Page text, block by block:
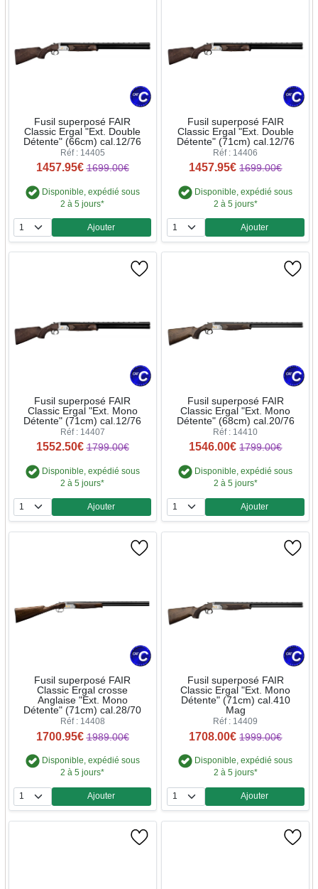
Fusil superposé FAIR
Classic Ergal "Ext. Double
Détente" (66cm) cal.12/76
Réf : 14405
1457.95€ 1699.00€
Disponible, expédié sous
2 à 5 jours*
Quantité
Ajouter
Fusil superposé FAIR
Classic Ergal "Ext. Double
Détente" (71cm) cal.12/76
Réf : 14406
1457.95€ 1699.00€
Disponible, expédié sous
2 à 5 jours*
Quantité
Ajouter
Fusil superposé FAIR
Classic Ergal "Ext. Mono
Détente" (71cm) cal.12/76
Réf : 14407
1552.50€ 1799.00€
Disponible, expédié sous
2 à 5 jours*
Quantité
Ajouter
Fusil superposé FAIR
Classic Ergal "Ext. Mono
Détente" (68cm) cal.20/76
Réf : 14410
1546.00€ 1799.00€
Disponible, expédié sous
2 à 5 jours*
Quantité
Ajouter
Fusil superposé FAIR
Classic Ergal crosse
Anglaise "Ext. Mono
Détente" (71cm) cal.28/70
Réf : 14408
1700.95€ 1989.00€
Disponible, expédié sous
2 à 5 jours*
Quantité
Ajouter
Fusil superposé FAIR
Classic Ergal "Ext. Mono
Détente" (71cm) cal.410
Mag
Réf : 14409
1708.00€ 1999.00€
Disponible, expédié sous
2 à 5 jours*
Quantité
Ajouter